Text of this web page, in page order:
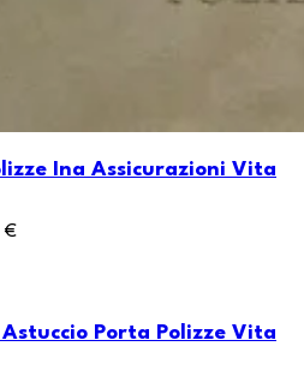
Ina Assicurazioni Vita
€
Porta Polizze Vita